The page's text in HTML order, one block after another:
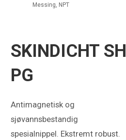
Messing, NPT
SKINDICHT SH
PG
Antimagnetisk og
sjøvannsbestandig
spesialnippel. Ekstremt robust.